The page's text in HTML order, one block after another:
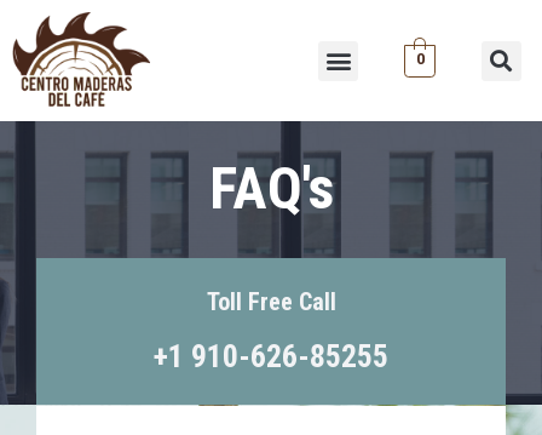
contenido
Menu 0
FAQ's
Toll Free Call
+1 910-626-85255